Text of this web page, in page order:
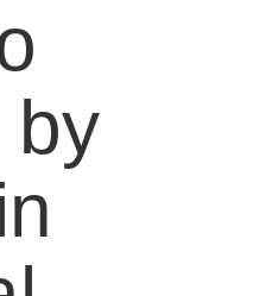
by